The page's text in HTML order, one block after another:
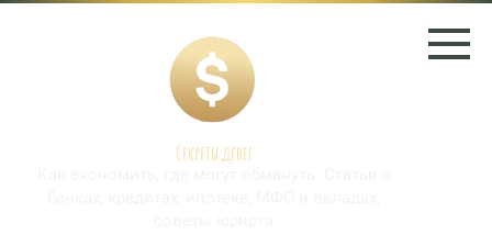
Перейти
Секреты денег